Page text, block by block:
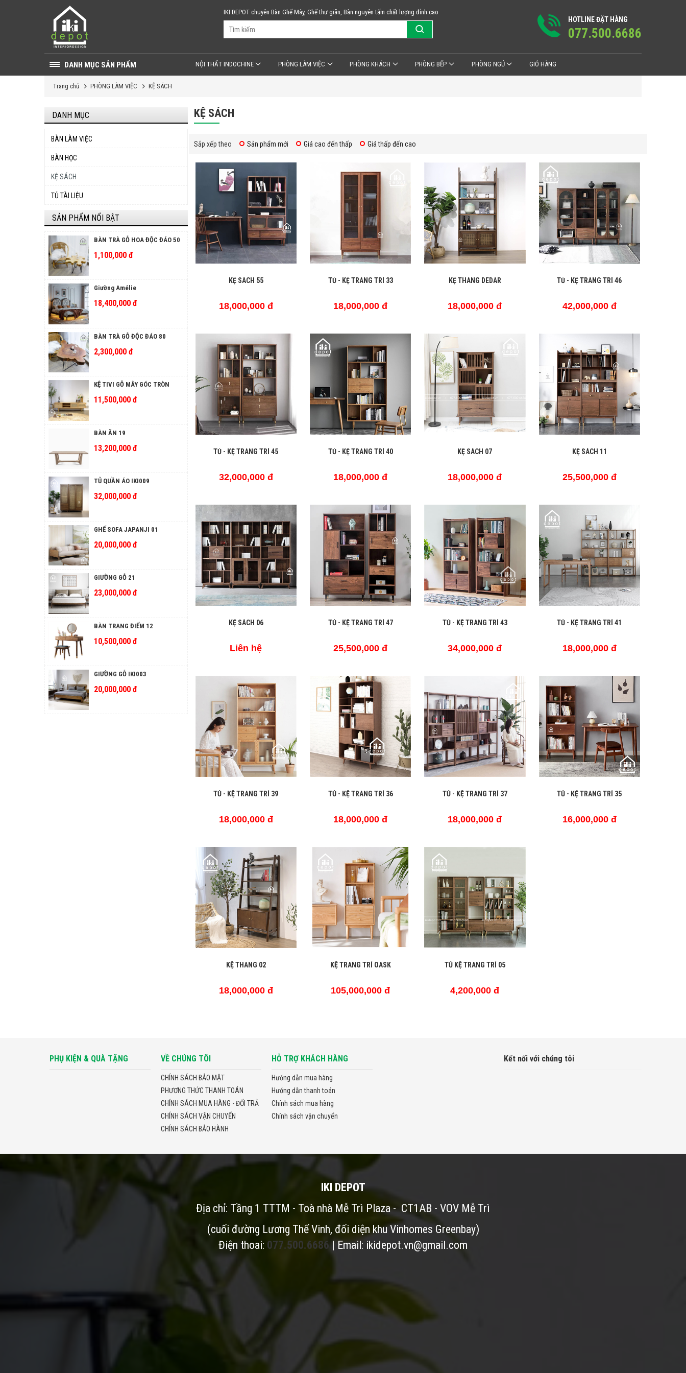
IKI DEPOT chuyên Bàn Ghế Mây, Ghế thư giãn, Bàn nguyên tấm chất lượng đỉnh cao
HOTLINE ĐẶT HÀNG
077.500.6686
DANH MỤC SẢN PHẨM NỘI THẤT INDOCHINE PHÒNG LÀM VIỆC PHÒNG KHÁCH PHÒNG BẾP PHÒNG NGỦ GIỎ HÀNG
Trang chủ PHÒNG LÀM VIỆC KỆ SÁCH
DANH MỤC
BÀN LÀM VIỆC
BÀN HỌC
KỆ SÁCH
TỦ TÀI LIỆU
SẢN PHẨM NỔI BẬT
BÀN TRÀ GỖ HOA ĐỘC ĐÁO 50
1,100,000 đ
Giường Amélie
18,400,000 đ
BÀN TRÀ GỖ ĐỘC ĐÁO 80
2,300,000 đ
KỆ TIVI GỖ MÂY GÓC TRÒN
11,500,000 đ
BÀN ĂN 19
13,200,000 đ
TỦ QUẦN ÁO IKI009
32,000,000 đ
GHẾ SOFA JAPANJI 01
20,000,000 đ
GIƯỜNG GỖ 21
23,000,000 đ
BÀN TRANG ĐIỂM 12
10,500,000 đ
GIƯỜNG GỖ IKI003
20,000,000 đ
KỆ SÁCH
Sắp xếp theo Sản phẩm mới Giá cao đến thấp Giá thấp đến cao
KỆ SÁCH 55
18,000,000 đ
TỦ - KỆ TRANG TRÍ 33
18,000,000 đ
KỆ THANG DEDAR
18,000,000 đ
TỦ - KỆ TRANG TRÍ 46
42,000,000 đ
TỦ - KỆ TRANG TRÍ 45
32,000,000 đ
TỦ - KỆ TRANG TRÍ 40
18,000,000 đ
KỆ SÁCH 07
18,000,000 đ
KỆ SÁCH 11
25,500,000 đ
KỆ SÁCH 06
Liên hệ
TỦ - KỆ TRANG TRÍ 47
25,500,000 đ
TỦ - KỆ TRANG TRÍ 43
34,000,000 đ
TỦ - KỆ TRANG TRÍ 41
18,000,000 đ
TỦ - KỆ TRANG TRÍ 39
18,000,000 đ
TỦ - KỆ TRANG TRÍ 36
18,000,000 đ
TỦ - KỆ TRANG TRÍ 37
18,000,000 đ
TỦ - KỆ TRANG TRÍ 35
16,000,000 đ
KỆ THANG 02
18,000,000 đ
KỆ TRANG TRÍ OASK
105,000,000 đ
TỦ KỆ TRANG TRÍ 05
4,200,000 đ
PHỤ KIỆN & QUÀ TẶNG VỀ CHÚNG TÔI
CHÍNH SÁCH BẢO MẬT
PHƯƠNG THỨC THANH TOÁN
CHÍNH SÁCH MUA HÀNG - ĐỔI TRẢ
CHÍNH SÁCH VẬN CHUYỂN
CHÍNH SÁCH BẢO HÀNH
HỖ TRỢ KHÁCH HÀNG
Hướng dẫn mua hàng
Hướng dẫn thanh toán
Chính sách mua hàng
Chính sách vận chuyển
Kết nối với chúng tôi
IKI DEPOT
Địa chỉ: Tầng 1 TTTM - Toà nhà Mễ Trì Plaza - CT1AB - VOV Mễ Trì
(cuối đường Lương Thế Vinh, đối diện khu Vinhomes Greenbay)
Điện thoai: 077.500.6686| Email: ikidepot.vn@gmail.com